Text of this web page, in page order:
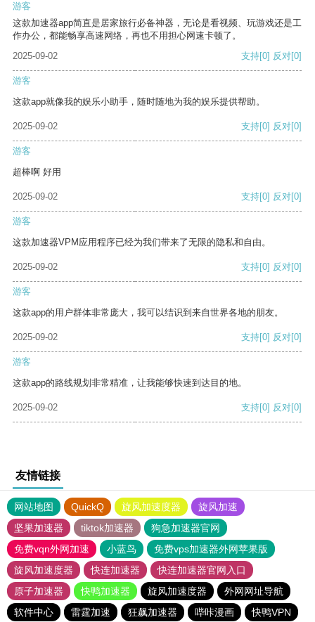
游客
这款加速器app简直是居家旅行必备神器，无论是看视频、玩游戏还是工
作办公，都能畅享高速网络，再也不用担心网速卡顿了。
2025-09-02
支持[0] 反对[0]
游客
这款app就像我的娱乐小助手，随时随地为我的娱乐提供帮助。
2025-09-02 支持[0] 反对[0]
游客
超棒啊 好用
2025-09-02 支持[0] 反对[0]
游客
这款加速器VPM应用程序已经为我们带来了无限的隐私和自由。
2025-09-02 支持[0] 反对[0]
游客
这款app的用户群体非常庞大，我可以结识到来自世界各地的朋友。
2025-09-02 支持[0] 反对[0]
游客
这款app的路线规划非常精准，让我能够快速到达目的地。
2025-09-02 支持[0] 反对[0]
友情链接
网站地图 QuickQ 旋风加速度器
旋风加速
坚果加速器
tiktok加速器
狗急加速器官网
免费vqn外网加速
小蓝鸟
免费vps加速器外网苹果版
旋风加速度器
快连加速器
快连加速器官网入口
原子加速器
快鸭加速器 旋风加速度器
外网网址导航
软件中心
雷霆加速 狂飙加速器 哔咔漫画
快鸭VPN